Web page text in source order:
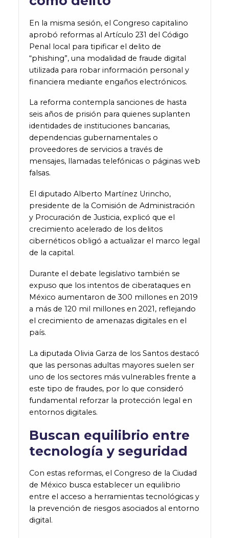
En la misma sesión, el Congreso capitalino
aprobó reformas al Artículo 231 del Código
Penal local para tipificar el delito de
“phishing”, una modalidad de fraude digital
utilizada para robar información personal y
financiera mediante engaños electrónicos.
La reforma contempla sanciones de hasta
seis años de prisión para quienes suplanten
identidades de instituciones bancarias,
dependencias gubernamentales o
proveedores de servicios a través de
mensajes, llamadas telefónicas o páginas web
falsas.
El diputado Alberto Martínez Urincho,
presidente de la Comisión de Administración
y Procuración de Justicia, explicó que el
crecimiento acelerado de los delitos
cibernéticos obligó a actualizar el marco legal
de la capital.
Durante el debate legislativo también se
expuso que los intentos de ciberataques en
México aumentaron de 300 millones en 2019
a más de 120 mil millones en 2021, reflejando
el crecimiento de amenazas digitales en el
país.
La diputada Olivia Garza de los Santos destacó
que las personas adultas mayores suelen ser
uno de los sectores más vulnerables frente a
este tipo de fraudes, por lo que consideró
fundamental reforzar la protección legal en
entornos digitales.
Buscan equilibrio entre
tecnología y seguridad
Con estas reformas, el Congreso de la Ciudad
de México busca establecer un equilibrio
entre el acceso a herramientas tecnológicas y
la prevención de riesgos asociados al entorno
digital.